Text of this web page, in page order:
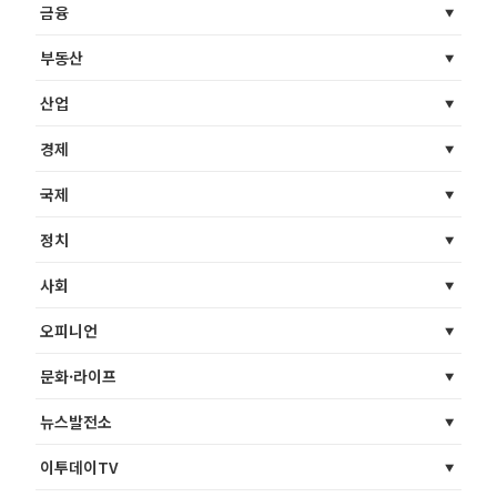
금융
부동산
산업
경제
국제
정치
사회
오피니언
문화·라이프
뉴스발전소
이투데이TV